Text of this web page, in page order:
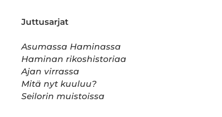
Juttusarjat
Asumassa Haminassa
Haminan rikoshistoriaa
Ajan virrassa
Mitä nyt kuuluu?
Seilorin muistoissa